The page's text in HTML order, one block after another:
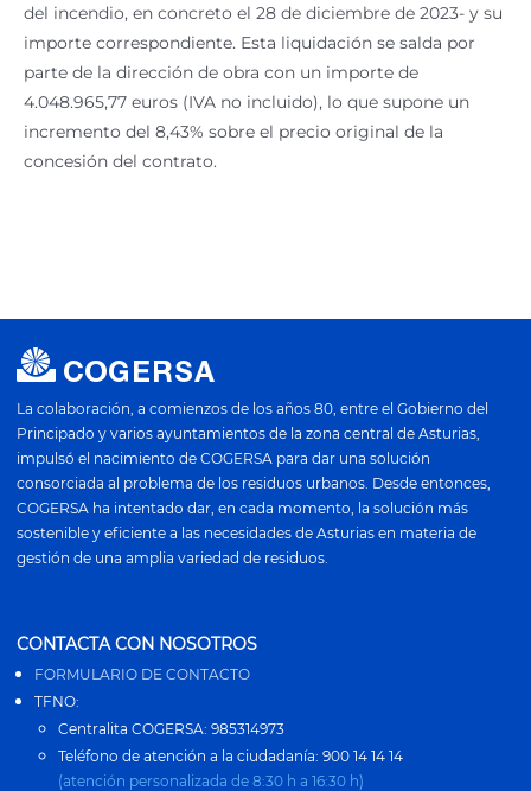
del incendio, en concreto el 28 de diciembre de 2023- y su
importe correspondiente. Esta liquidación se salda por
parte de la dirección de obra con un importe de
4.048.965,77 euros (IVA no incluido), lo que supone un
incremento del 8,43% sobre el precio original de la
concesión del contrato.
La colaboración, a comienzos de los años 80, entre el Gobierno del
Principado y varios ayuntamientos de la zona central de Asturias,
impulsó el nacimiento de COGERSA para dar una solución
consorciada al problema de los residuos urbanos. Desde entonces,
COGERSA ha intentado dar, en cada momento, la solución más
sostenible y eficiente a las necesidades de Asturias en materia de
gestión de una amplia variedad de residuos.
CONTACTA CON NOSOTROS
FORMULARIO DE CONTACTO
TFNO:
Centralita COGERSA: 985314973
Teléfono de atención a la ciudadanía: 900 14 14 14
(atención personalizada de 8:30 h a 16:30 h)